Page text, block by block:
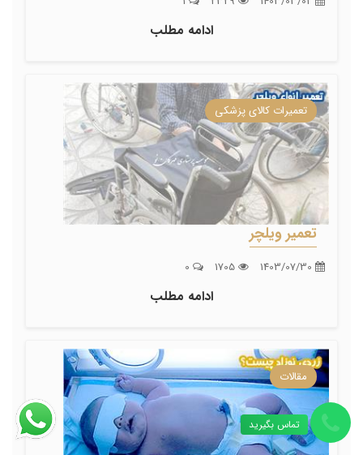
ادامه مطلب
تعمیرات کالای پزشکی
تعمیر ویلچر
ادامه مطلب
مقالات
تماس بگیرید